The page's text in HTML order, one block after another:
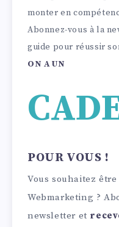
monter en
Abonnez-vous à la
guide pour réussir
ON A UN
POUR VOUS !
Vous souhaitez
Webmarketing ?
newsletter et